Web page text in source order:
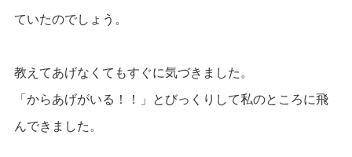
ていたのでしょう。
教えてあげなくてもすぐに気づきました。
「からあげがいる！！」とびっくりして私のところに飛
んできました。